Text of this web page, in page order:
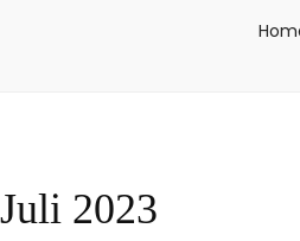
2023